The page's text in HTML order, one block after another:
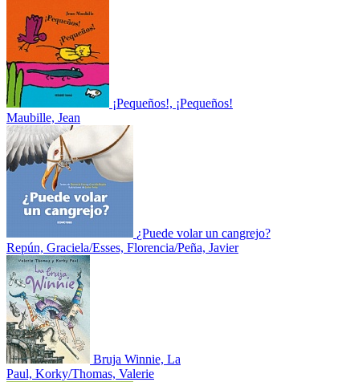
¡Pequeños!, ¡Pequeños!
Maubille, Jean
¿Puede volar un cangrejo?
Repún, Graciela/Esses, Florencia/Peña, Javier
Bruja Winnie, La
Paul, Korky/Thomas, Valerie